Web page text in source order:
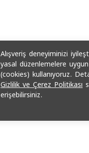
Alışveriş deneyiminizi
yasal düzenlemelere
(cookies) kullanıyoruz.
Gizlilik ve Çerez Politikası
erişebilirsiniz.